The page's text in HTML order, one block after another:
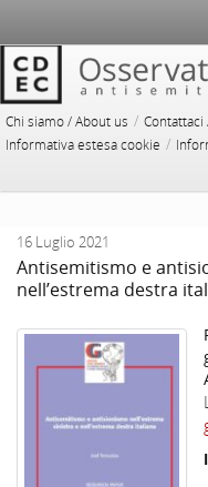
Chi siamo / About us / Contattaci
Informativa estesa cookie /
16 Luglio 2021
Antisemitismo e
nell’estrema destra